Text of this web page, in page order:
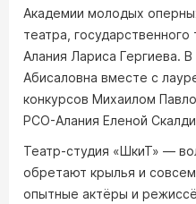
Академии молодых
театра,
Алания Лариса Гергиева.
Абисаловна вместе с
конкурсов Михаилом
РСО-Алания Еленой
Театр-студия «ШкиТ» —
обретают крылья и
опытные актёры и